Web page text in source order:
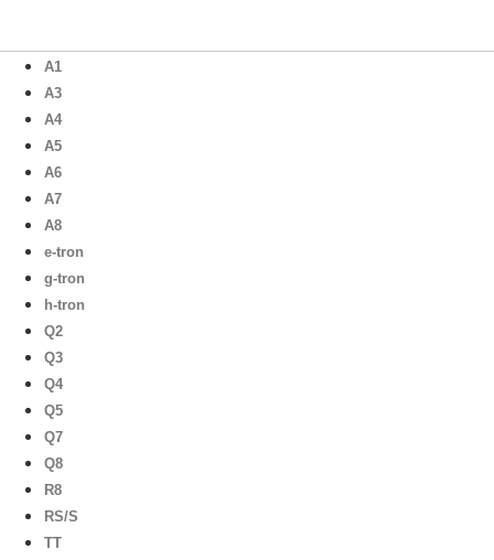
A1
A3
A4
A5
A6
A7
A8
e-tron
g-tron
h-tron
Q2
Q3
Q4
Q5
Q7
Q8
R8
RS/S
TT